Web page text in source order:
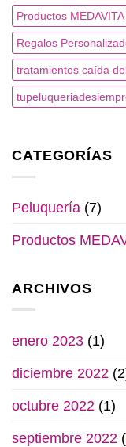
Productos MEDAVITA
Regalos
tratamientos caída
CATEGORÍAS
Peluquería (7)
Productos
ARCHIVOS
enero 2023 (1)
diciembre 2022
octubre 2022 (1)
septiembre 2022